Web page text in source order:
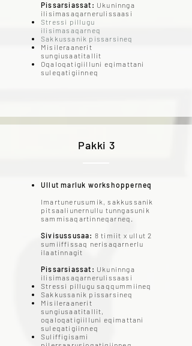
Pissarsiassat: Ukuninnga
ilisimasaqarnerulissaasi
Stressi pillugu
ilisimasaqarneq
Sakkussanik pissarsineq
Misileraanerit
sungiusaatitallit
Oqaloqatigiilluni eqimattani
suleqatigiinneq
Pakki 3
Ullut marluk workshopperneq
​Imartunerusumik, sakkussanik
pitsaaliunernullu tunngasunik
sammisaqartinneqarneq.
Sivisussusaa: 8 timiit x ullut 2
sumiiffissaq nerisaqarnerlu
ilaatinnagit
Pissarsiassat: Ukuninnga
ilisimasaqarnerulissaasi
Stressi pillugu saqqummiineq
Sakkussanik pissarsineq
Misileraanerit
sungiusaatitallit,
oqaloqatigiilluni eqimattani
suleqatigiinneq
Suliffigisami